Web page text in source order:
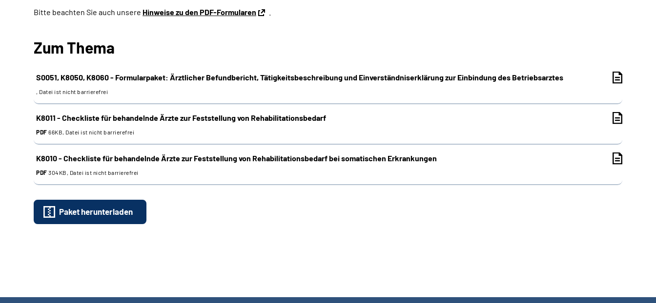
Bitte beachten Sie auch unsere Hinweise zu den PDF-Formularen
Zum Thema
S0051, K8050, K8060 - Formularpaket: Ärztlicher Befundbericht, Tätigkeitsbeschreibung und Einverständniserklärung zur Einbindung des Betriebsarztes
, Datei ist nicht barrierefrei
K8011 - Checkliste für behandelnde Ärzte zur Feststellung von Rehabilitationsbedarf
PDF 66KB, Datei ist nicht barrierefrei
K8010 - Checkliste für behandelnde Ärzte zur Feststellung von Rehabilitationsbedarf bei somatischen Erkrankungen
PDF 304KB, Datei ist nicht barrierefrei
Paket herunterladen